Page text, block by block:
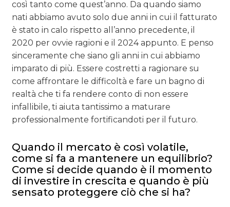
così tanto come quest’anno. Da quando siamo
nati abbiamo avuto solo due anni in cui il fatturato
è stato in calo rispetto all’anno precedente, il
2020 per ovvie ragioni e il 2024 appunto. E penso
sinceramente che siano gli anni in cui abbiamo
imparato di più. Essere costretti a ragionare su
come affrontare le difficoltà e fare un bagno di
realtà che ti fa rendere conto di non essere
infallibile, ti aiuta tantissimo a maturare
professionalmente fortificandoti per il futuro.
Quando il mercato è così volatile,
come si fa a mantenere un equilibrio?
Come si decide quando è il momento
di investire in crescita e quando è più
sensato proteggere ciò che si ha?